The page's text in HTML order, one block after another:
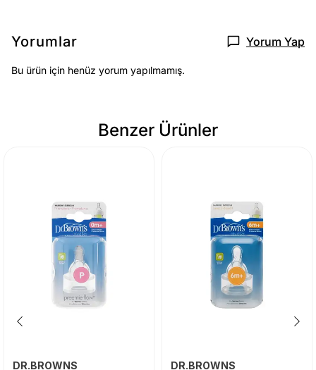
Yorumlar Yorum Yap
Bu ürün için henüz yorum yapılmamış.
Benzer Ürünler
DR.BROWNS DR.BROWNS